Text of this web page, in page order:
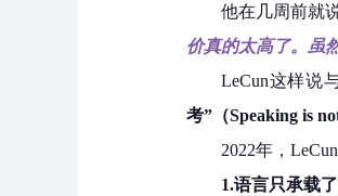
他在几周前就
价真的太高了。虽
LeCun这样说
考”（Speaking is
2022年，
1.语言只承载